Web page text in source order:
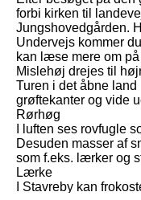
forbi kirken til
Jungshovedgården.
Undervejs kommer
kan læse mere om
Mislehøj drejes til
Turen i det åbne
grøftekanter og vide
Rørhøg
I luften ses rovfugle
Desuden masser af
som f.eks. lærker og
Lærke
I Stavreby kan